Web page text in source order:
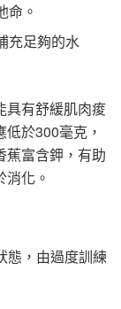
命。
充足夠的水
具有舒緩肌肉痠
於300毫克，
蕉富含鉀，有助
化。
態，由過度訓練